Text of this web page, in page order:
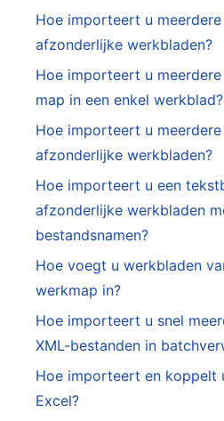
Hoe importeert u
afzonderlijke werkbladen?
Hoe importeert u
map in een enkel werkblad?
Hoe importeert u
afzonderlijke werkbladen?
Hoe importeert u een
afzonderlijke werkbladen
bestandsnamen?
Hoe voegt u werkbladen
werkmap in?
Hoe importeert u snel
XML-bestanden in
Hoe importeert en koppelt
Excel?